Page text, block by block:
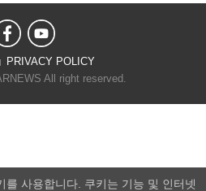
PRIVACY POLICY
All right reserved.
를 사용합니다. 쿠키는 기능 및 인터넷